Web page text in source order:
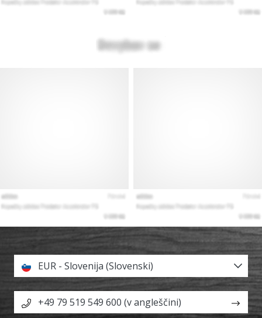
EUR - Slovenija (Slovenski)
+49 79 519 549 600 (v angleščini)